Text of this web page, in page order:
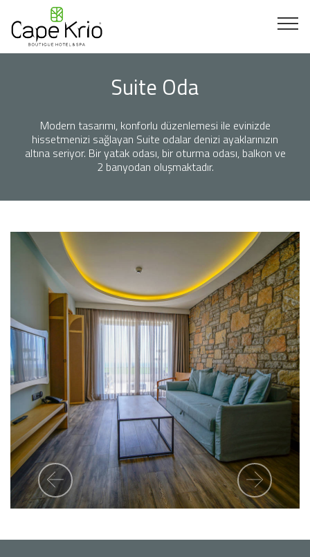
Suite Oda
Modern tasarımı, konforlu düzenlemesi ile evinizde
hissetmenizi sağlayan Suite odalar denizi ayaklarınızın
altına seriyor. Bir yatak odası, bir oturma odası, balkon ve
2 banyodan oluşmaktadır.
Previous Next